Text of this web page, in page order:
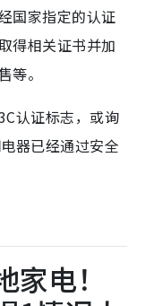
国家指定的认证
得相关证书并加
等。
认证标志，或询
器已经通过安全
电！